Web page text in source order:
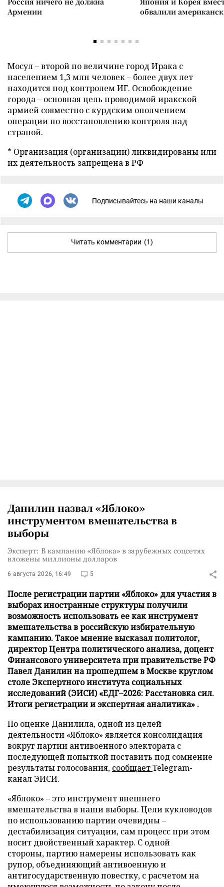
Армении
обвалили
Мосул – второй по величине город Ирака с
населением 1,3 млн человек – более двух лет
находится под контролем ИГ. Освобождение
города – основная цель проводимой иракской
армией совместно с курдским ополчением
операции по восстановлению контроля над
страной.
* Организация (организации) ликвидированы или
их деятельность запрещена в РФ
Подписывайтесь на наши каналы
Читать комментарии (1)
Данилин назвал «Яблоко»
инструментом вмешательства в
выборы
Эксперт: В кампанию «Яблока» в зарубежных соцсетях
вложены миллионы долларов
6 августа 2026, 16:49 5
После регистрации партии «Яблоко» для участия в
выборах иностранные структуры получили
возможность использовать ее как инструмент
вмешательства в российскую избирательную
кампанию. Такое мнение высказал политолог,
директор Центра политического анализа, доцент
Финансового университета при правительстве РФ
Павел Данилин на прошедшем в Москве круглом
столе Экспертного института социальных
исследований (ЭИСИ) «ЕДГ–2026: Расстановка сил.
Итоги регистрации и экспертная аналитика» .
По оценке Данилила, одной из целей
деятельности «Яблоко» является консолидация
вокруг партии антивоенного электората с
последующей попыткой поставить под сомнение
результаты голосования, сообщаетTelegram-
канал ЭИСИ.
«Яблоко» – это инструмент внешнего
вмешательства в наши выборы. Цели кукловодов
по использованию партии очевидны –
дестабилизация ситуации, сам процесс при этом
носит двойственный характер. С одной
стороны, партию намерены использовать как
рупор, объединяющий антивоенную и
антигосударственную повестку, с расчетом на